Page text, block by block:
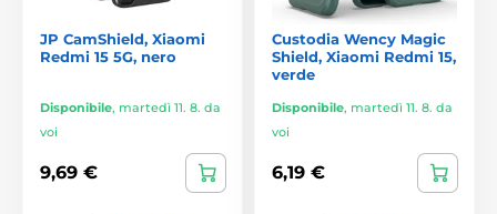
JP CamShield, Xiaomi
Redmi 15 5G, nero
Disponibile, martedì 11. 8. da
voi
9,69 €
Custodia Wency Magic
Shield, Xiaomi Redmi 15,
verde
Disponibile, martedì 11. 8. da
voi
6,19 €